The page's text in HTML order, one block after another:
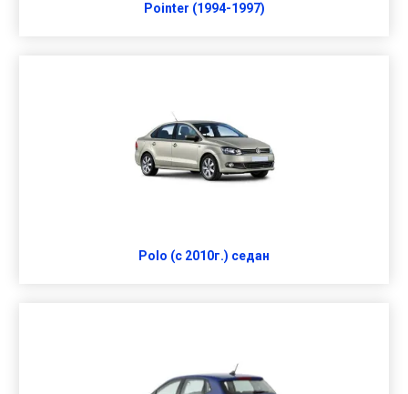
Pointer (1994-1997)
Polo (c 2010г.) седан